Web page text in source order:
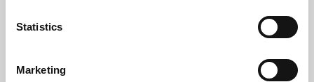
Statistics
Marketing